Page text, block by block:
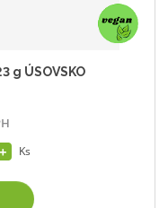
g ÚSOVSKO
Ks